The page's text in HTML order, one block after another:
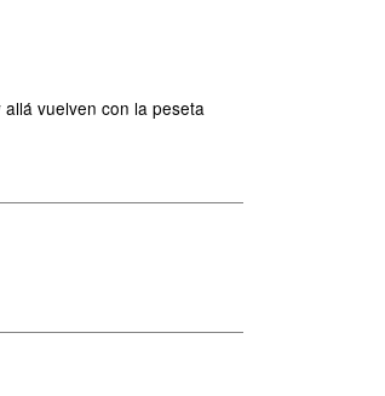
vuelven con la peseta